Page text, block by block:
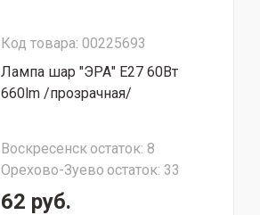
Код товара: 00225693
Лампа шар "ЭРА" Е27 60Вт
660lm /прозрачная/
Воскресенскостаток: 8
Орехово-Зуево остаток: 33
62 руб.